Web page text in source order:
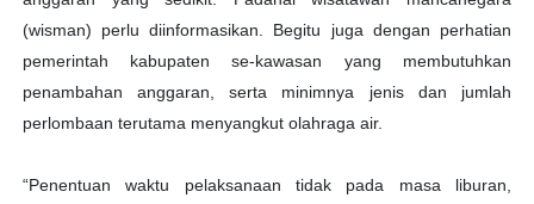
(wisman) perlu diinformasikan. Begitu juga dengan perhatian
pemerintah kabupaten se-kawasan yang membutuhkan
penambahan anggaran, serta minimnya jenis dan jumlah
perlombaan terutama menyangkut olahraga air.
“Penentuan waktu pelaksanaan tidak pada masa liburan,